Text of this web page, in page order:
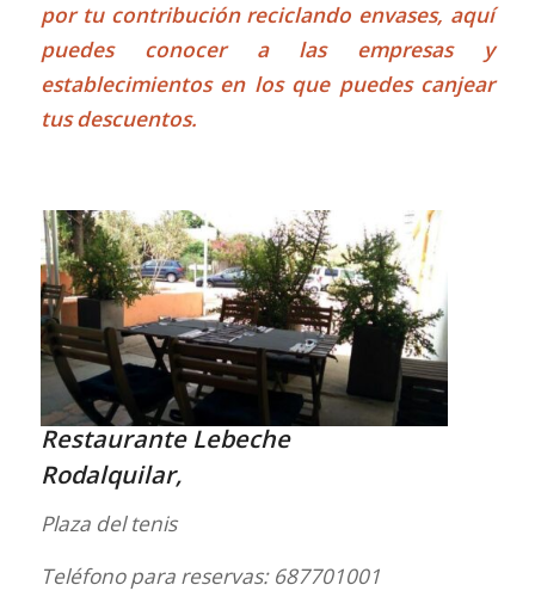
por tu contribución reciclando envases, aquí
puedes conocer a las empresas y
establecimientos en los que puedes canjear
tus descuentos.
Restaurante Lebeche
Rodalquilar,
Plaza del tenis
Teléfono para reservas: 687701001